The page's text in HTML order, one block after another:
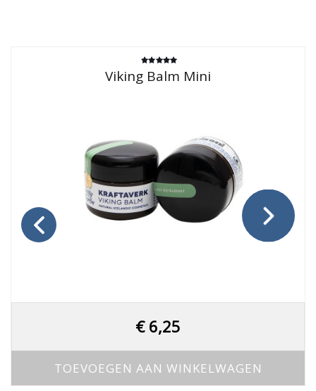
4.83
uit 5
Viking Balm Mini
€6,25
TOEVOEGEN AAN WINKELWAGEN